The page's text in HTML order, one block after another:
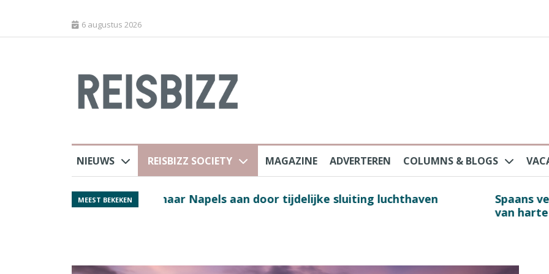
6 augustus 2026
NIEUWS REISBIZZ SOCIETY MAGAZINE ADVERTEREN COLUMNS & BLOGS
MEEST BEKEKEN
luchthaven
Spaans verkeersbureau na protesten massatoerisme: ‘Nederlandse